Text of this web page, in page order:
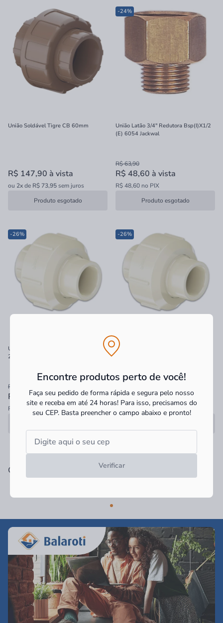
Encontre produtos perto de você!
Faça seu pedido de forma rápida e segura pelo nosso
site e receba em até 24 horas! Para isso, precisamos do
seu CEP. Basta preencher o campo abaixo e pronto!
Verificar
União Soldável Tigre CB 60mm
R$ 147,90 à vista
ou 2xde R$ 73,95sem juros
Produto esgotado
-24%
União Latão 3/4" Redutora Bsp(I)X1/2
(E) 6054 Jackwal
R$ 63,90
R$ 48,60 à vista
R$ 48,60 no PIX
Produto esgotado
-26%
União Soldável Tigre Aquatherm
22mm
R$ 21,90
R$ 16,25à vista
R$ 16,25 no PIX
-26%
União Soldável Tigre Aquatherm
R$ 24,51à vista
R$ 24,51 no PIX
Categorias Relacionadas